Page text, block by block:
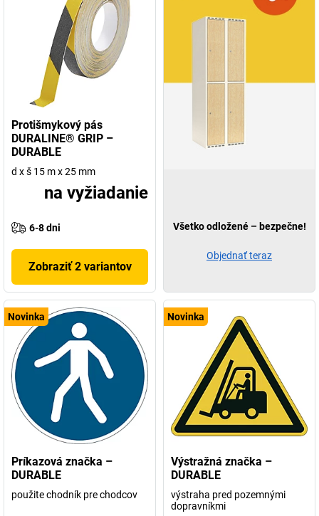
Protišmykový pás
DURALINE® GRIP –
DURABLE
d x š 15 m x 25 mm
na vyžiadanie
6-8 dni
Zobraziť 2 variantov
Novinka
Príkazová značka –
DURABLE
použite chodník pre chodcov
Novinka
Výstražná značka –
DURABLE
výstraha pred pozemnými
dopravníkmi
Všetko odložené – bezpečne!
Objednať teraz